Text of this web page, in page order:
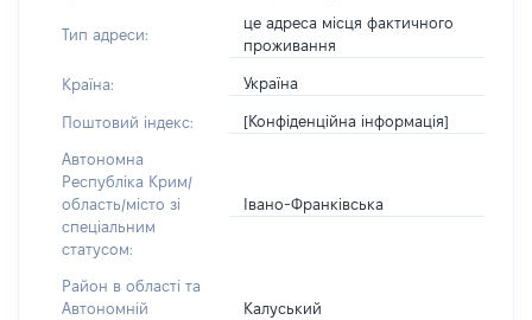
Тип адреси:
це адреса місця фактичного
проживання
Країна: Україна
Поштовий індекс: [Конфіденційна інформація]
Автономна
Республіка Крим/
область/місто зі
спеціальним
статусом:
Івано-Франківська
Район в області та
Автономній
Калуський